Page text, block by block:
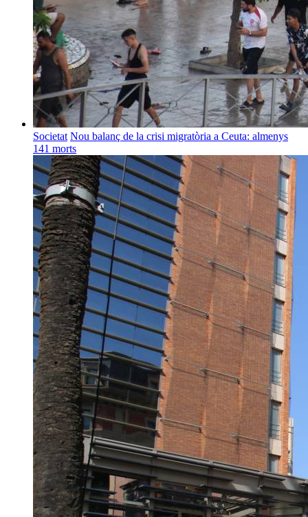
Societat Nou balanç de la crisi migratòria a Ceuta: almenys
141 morts